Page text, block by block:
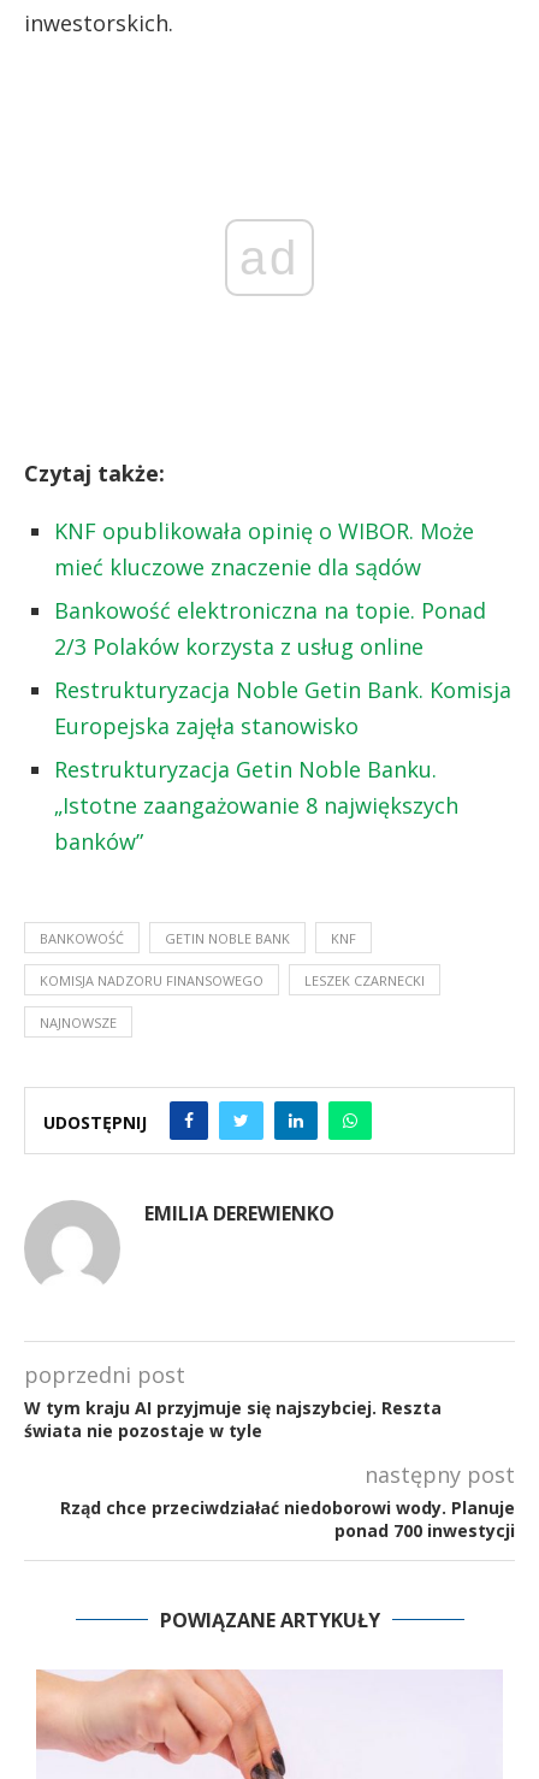
inwestorskich.
ad
Czytaj także:
KNF opublikowała opinię o WIBOR. Może
mieć kluczowe znaczenie dla sądów
Bankowość elektroniczna na topie. Ponad
2/3 Polaków korzysta z usług online
Restrukturyzacja Noble Getin Bank. Komisja
Europejska zajęła stanowisko
Restrukturyzacja Getin Noble Banku.
„Istotne zaangażowanie 8 największych
banków”
BANKOWOŚĆ GETIN NOBLE BANK KNF
KOMISJA NADZORU FINANSOWEGO LESZEK CZARNECKI
NAJNOWSZE
UDOSTĘPNIJ
EMILIA DEREWIENKO
poprzedni post
W tym kraju AI przyjmuje się najszybciej. Reszta
świata nie pozostaje w tyle
następny post
Rząd chce przeciwdziałać niedoborowi wody. Planuje
ponad 700 inwestycji
POWIĄZANE ARTYKUŁY